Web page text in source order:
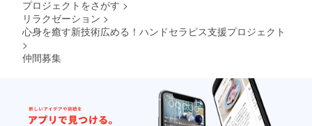
プロジェクトをさがす >
リラクゼーション >
心身を癒す新技術広める！ハンドセラピス支援プロジェクト
>
仲間募集